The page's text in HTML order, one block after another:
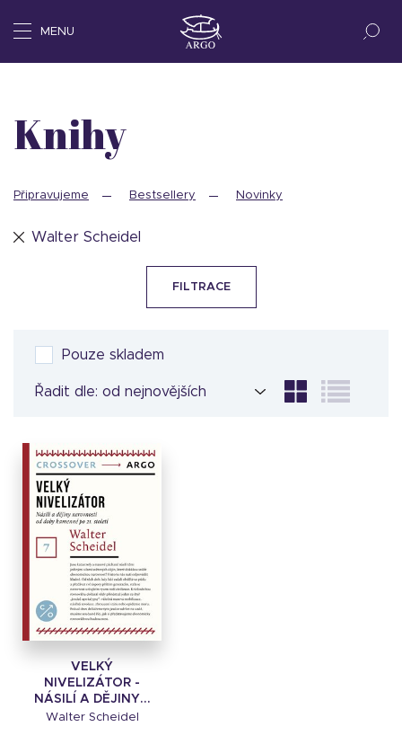
MENU
Knihy
Připravujeme Bestsellery Novinky
Walter Scheidel
FILTRACE
Pouze skladem
Řadit dle:
VELKÝ
NIVELIZÁTOR -
NÁSILÍ A DĚJINY...
Walter Scheidel